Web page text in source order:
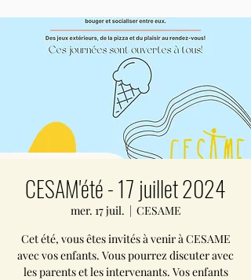
CESAM'été - 17 juillet 2024
mer. 17 juil.
  |
CESAME
Cet été, vous êtes invités à venir à CESAME
avec vos enfants. Vous pourrez discuter avec
les parents et les intervenants. Vos enfants